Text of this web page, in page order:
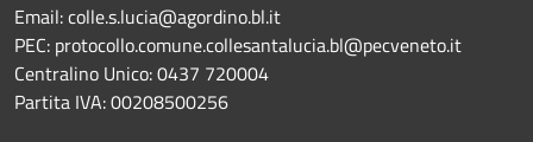
Email: colle.s.lucia@agordino.bl.it
PEC: protocollo.comune.collesantalucia.bl@pecveneto.it
Centralino Unico: 0437 720004
Partita IVA: 00208500256